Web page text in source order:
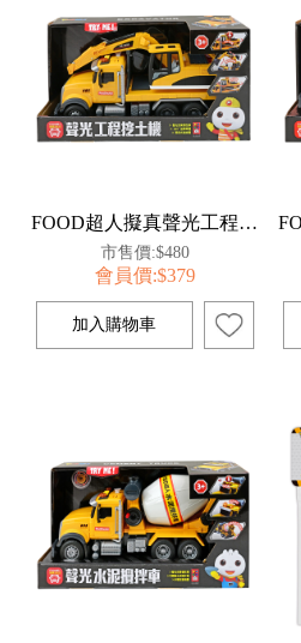
FOOD超人擬真聲光工程挖土機
市售價:$480
會員價:$379